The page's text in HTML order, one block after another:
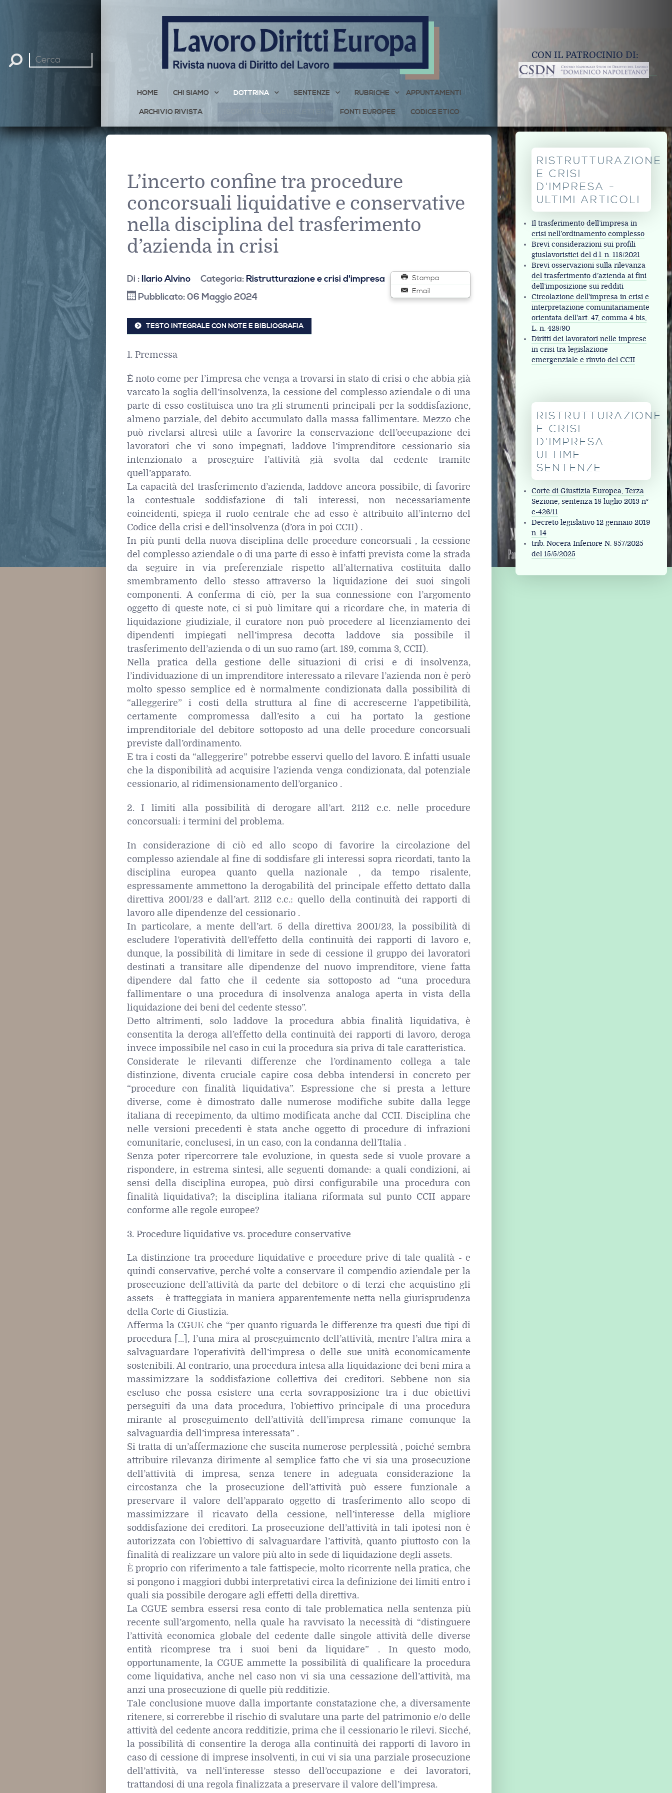
Cerca
nel
HOME CHI SIAMO DOTTRINA SENTENZE RUBRICHE APPUNTAMENTI
ARCHIVIO RIVISTA FONTI EUROPEE CODICE ETICO
CON IL PATROCINIO DI:
L’incerto confine tra procedure
concorsuali liquidative e conservative
nella disciplina del trasferimento
d’azienda in crisi
Stampa
Email
Di :Ilario Alvino Categoria:Ristrutturazione e crisi d'impresa
Pubblicato: 06 Maggio 2024
TESTO INTEGRALE CON NOTE E BIBLIOGRAFIA
1. Premessa
È noto come per l’impresa che venga a trovarsi in stato di crisi o che abbia già
varcato la soglia dell’insolvenza, la cessione del complesso aziendale o di una
parte di esso costituisca uno tra gli strumenti principali per la soddisfazione,
almeno parziale, del debito accumulato dalla massa fallimentare. Mezzo che
può rivelarsi altresì utile a favorire la conservazione dell’occupazione dei
lavoratori che vi sono impegnati, laddove l’imprenditore cessionario sia
intenzionato a proseguire l’attività già svolta dal cedente tramite
quell’apparato.
La capacità del trasferimento d’azienda, laddove ancora possibile, di favorire
la contestuale soddisfazione di tali interessi, non necessariamente
coincidenti, spiega il ruolo centrale che ad esso è attribuito all’interno del
Codice della crisi e dell’insolvenza (d’ora in poi CCII) .
In più punti della nuova disciplina delle procedure concorsuali , la cessione
del complesso aziendale o di una parte di esso è infatti prevista come la strada
da seguire in via preferenziale rispetto all’alternativa costituita dallo
smembramento dello stesso attraverso la liquidazione dei suoi singoli
componenti. A conferma di ciò, per la sua connessione con l’argomento
oggetto di queste note, ci si può limitare qui a ricordare che, in materia di
liquidazione giudiziale, il curatore non può procedere al licenziamento dei
dipendenti impiegati nell’impresa decotta laddove sia possibile il
trasferimento dell’azienda o di un suo ramo (art. 189, comma 3, CCII).
Nella pratica della gestione delle situazioni di crisi e di insolvenza,
l’individuazione di un imprenditore interessato a rilevare l’azienda non è però
molto spesso semplice ed è normalmente condizionata dalla possibilità di
“alleggerire” i costi della struttura al fine di accrescerne l’appetibilità,
certamente compromessa dall’esito a cui ha portato la gestione
imprenditoriale del debitore sottoposto ad una delle procedure concorsuali
previste dall’ordinamento.
E tra i costi da “alleggerire” potrebbe esservi quello del lavoro. È infatti usuale
che la disponibilità ad acquisire l’azienda venga condizionata, dal potenziale
cessionario, al ridimensionamento dell’organico .
2. I limiti alla possibilità di derogare all’art. 2112 c.c. nelle procedure
concorsuali: i termini del problema.
In considerazione di ciò ed allo scopo di favorire la circolazione del
complesso aziendale al fine di soddisfare gli interessi sopra ricordati, tanto la
disciplina europea quanto quella nazionale , da tempo risalente,
espressamente ammettono la derogabilità del principale effetto dettato dalla
direttiva 2001/23 e dall’art. 2112 c.c.: quello della continuità dei rapporti di
lavoro alle dipendenze del cessionario .
In particolare, a mente dell’art. 5 della direttiva 2001/23, la possibilità di
escludere l’operatività dell’effetto della continuità dei rapporti di lavoro e,
dunque, la possibilità di limitare in sede di cessione il gruppo dei lavoratori
destinati a transitare alle dipendenze del nuovo imprenditore, viene fatta
dipendere dal fatto che il cedente sia sottoposto ad “una procedura
fallimentare o una procedura di insolvenza analoga aperta in vista della
liquidazione dei beni del cedente stesso”.
Detto altrimenti, solo laddove la procedura abbia finalità liquidativa, è
consentita la deroga all’effetto della continuità dei rapporti di lavoro, deroga
invece impossibile nel caso in cui la procedura sia priva di tale caratteristica.
Considerate le rilevanti differenze che l’ordinamento collega a tale
distinzione, diventa cruciale capire cosa debba intendersi in concreto per
“procedure con finalità liquidativa”. Espressione che si presta a letture
diverse, come è dimostrato dalle numerose modifiche subite dalla legge
italiana di recepimento, da ultimo modificata anche dal CCII. Disciplina che
nelle versioni precedenti è stata anche oggetto di procedure di infrazioni
comunitarie, conclusesi, in un caso, con la condanna dell’Italia .
Senza poter ripercorrere tale evoluzione, in questa sede si vuole provare a
rispondere, in estrema sintesi, alle seguenti domande: a quali condizioni, ai
sensi della disciplina europea, può dirsi configurabile una procedura con
finalità liquidativa?; la disciplina italiana riformata sul punto CCII appare
conforme alle regole europee?
3. Procedure liquidative vs. procedure conservative
La distinzione tra procedure liquidative e procedure prive di tale qualità - e
quindi conservative, perché volte a conservare il compendio aziendale per la
prosecuzione dell’attività da parte del debitore o di terzi che acquistino gli
assets – è tratteggiata in maniera apparentemente netta nella giurisprudenza
della Corte di Giustizia.
Afferma la CGUE che “per quanto riguarda le differenze tra questi due tipi di
procedura [...], l’una mira al proseguimento dell’attività, mentre l’altra mira a
salvaguardare l’operatività dell’impresa o delle sue unità economicamente
sostenibili. Al contrario, una procedura intesa alla liquidazione dei beni mira a
massimizzare la soddisfazione collettiva dei creditori. Sebbene non sia
escluso che possa esistere una certa sovrapposizione tra i due obiettivi
perseguiti da una data procedura, l’obiettivo principale di una procedura
mirante al proseguimento dell’attività dell’impresa rimane comunque la
salvaguardia dell’impresa interessata” .
Si tratta di un’affermazione che suscita numerose perplessità , poiché sembra
attribuire rilevanza dirimente al semplice fatto che vi sia una prosecuzione
dell’attività di impresa, senza tenere in adeguata considerazione la
circostanza che la prosecuzione dell’attività può essere funzionale a
preservare il valore dell’apparato oggetto di trasferimento allo scopo di
massimizzare il ricavato della cessione, nell’interesse della migliore
soddisfazione dei creditori. La prosecuzione dell’attività in tali ipotesi non è
autorizzata con l’obiettivo di salvaguardare l’attività, quanto piuttosto con la
finalità di realizzare un valore più alto in sede di liquidazione degli assets.
È proprio con riferimento a tale fattispecie, molto ricorrente nella pratica, che
si pongono i maggiori dubbi interpretativi circa la definizione dei limiti entro i
quali sia possibile derogare agli effetti della direttiva.
La CGUE sembra essersi resa conto di tale problematica nella sentenza più
recente sull’argomento, nella quale ha ravvisato la necessità di “distinguere
l’attività economica globale del cedente dalle singole attività delle diverse
entità ricomprese tra i suoi beni da liquidare” . In questo modo,
opportunamente, la CGUE ammette la possibilità di qualificare la procedura
come liquidativa, anche nel caso non vi sia una cessazione dell’attività, ma
anzi una prosecuzione di quelle più redditizie.
Tale conclusione muove dalla importante constatazione che, a diversamente
ritenere, si correrebbe il rischio di svalutare una parte del patrimonio e/o delle
attività del cedente ancora redditizie, prima che il cessionario le rilevi. Sicché,
la possibilità di consentire la deroga alla continuità dei rapporti di lavoro in
caso di cessione di imprese insolventi, in cui vi sia una parziale prosecuzione
dell’attività, va nell’interesse stesso dell’occupazione e dei lavoratori,
trattandosi di una regola finalizzata a preservare il valore dell’impresa.
RISTRUTTURAZIONE
E CRISI
D'IMPRESA -
ULTIMI ARTICOLI
Il trasferimento dell’impresa in
crisi nell’ordinamento complesso
Brevi considerazioni sui profili
giuslavoristici del d.l. n. 118/2021
Brevi osservazioni sulla rilevanza
del trasferimento d’azienda ai fini
dell’imposizione sui redditi
Circolazione dell'impresa in crisi e
interpretazione comunitariamente
orientata dell'art. 47, comma 4 bis,
L. n. 428/90
Diritti dei lavoratori nelle imprese
in crisi tra legislazione
emergenziale e rinvio del CCII
RISTRUTTURAZIONE
E CRISI
D'IMPRESA -
ULTIME
SENTENZE
Corte di Giustizia Europea, Terza
Sezione, sentenza 18 luglio 2013 n°
c-426/11
Decreto legislativo 12 gennaio 2019
n. 14
trib. Nocera Inferiore N. 857/2025
del 15/5/2025